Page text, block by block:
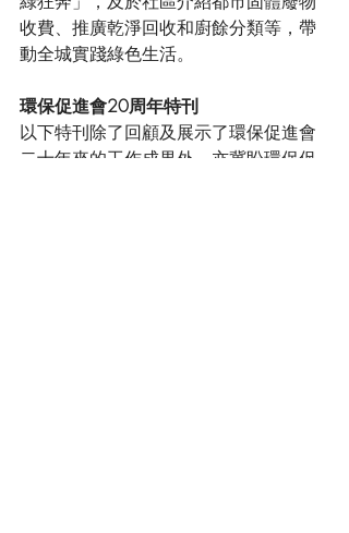
收費、推廣乾淨回收和廚餘分類等，帶
動全城實踐綠色生活。
環保促進會20周年特刊
以下特刊除了回顧及展示了環保促進會
二十年來的工作成果外，亦冀盼環保促